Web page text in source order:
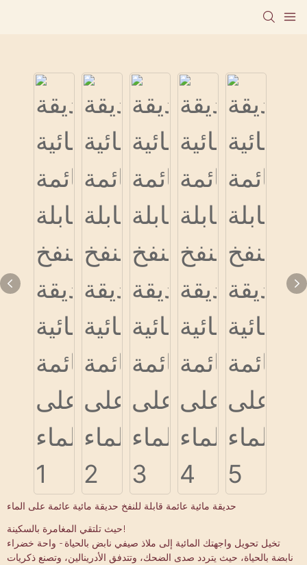
حديقة مائية عائمة قابلة للنفخ حديقة مائية عائمة على الماء
حيث تلتقي المغامرة بالسكينة!
تخيل تحويل واجهتك المائية إلى ملاذ صيفي نابض بالحياة - واحة خضراء
نابضة بالحياة، حيث يتردد صدى الضحك، وتتدفق الأدرينالين، وتصنع ذكريات